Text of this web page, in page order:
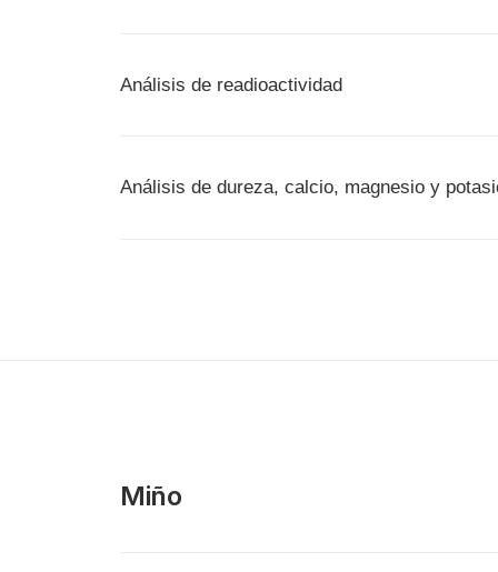
Análisis de readioactividad
Análisis de dureza, calcio, magnesio y
Miño